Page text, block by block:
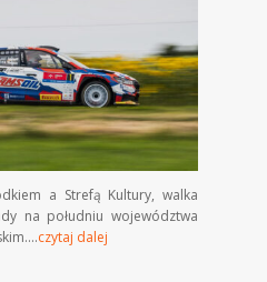
a Strefą Kultury, walka
na południu województwa
czytaj dalej